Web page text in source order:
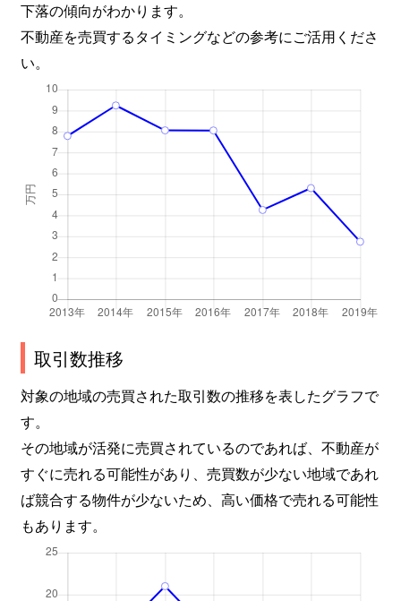
下落の傾向がわかります。
不動産を売買するタイミングなどの参考にご活用くださ
い。
取引数推移
対象の地域の売買された取引数の推移を表したグラフで
す。
その地域が活発に売買されているのであれば、不動産が
すぐに売れる可能性があり、売買数が少ない地域であれ
ば競合する物件が少ないため、高い価格で売れる可能性
もあります。